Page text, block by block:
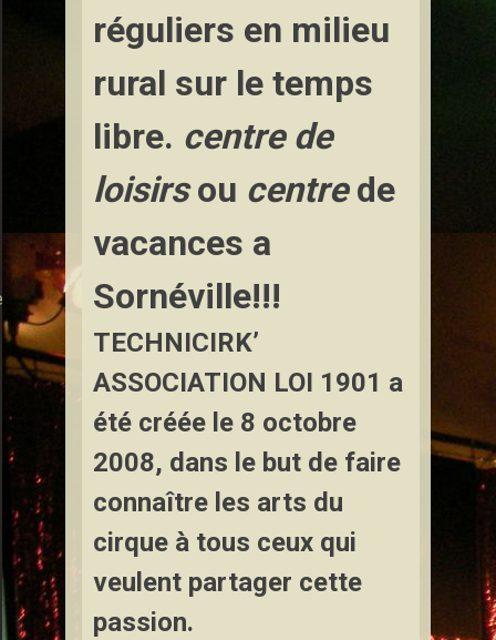
réguliers en milieu
rural sur le temps
libre. centre de
loisirsou centrede
vacances a
Sornéville!!!
TECHNICIRK’
ASSOCIATION LOI 1901 a
été créée le 8 octobre
2008, dans le but de faire
connaître les arts du
cirque à tous ceux qui
veulent partager cette
passion.